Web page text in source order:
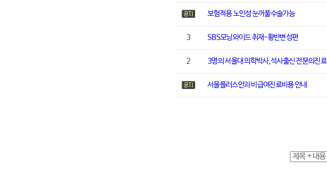
보험적용 노인성 눈꺼풀수술가능
3 SBS모닝와이드 취재-황반변성편
2 3명의 서울대 의학박사,석사출신 전문의진료
서울플러스안과 비급여진료비용 안내